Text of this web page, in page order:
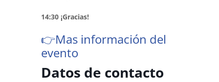
14:30 ¡Gracias!
👉Mas información del
evento
Datos de contacto